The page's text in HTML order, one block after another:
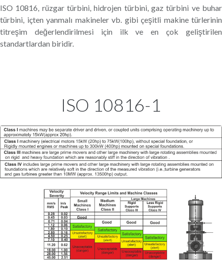
ISO 10816, rüzgar türbini, hidrojen türbini, gaz türbini ve buhar
türbini, içten yanmalı makineler vb. gibi çeşitli makine türlerinin
titreşim değerlendirilmesi için ilk ve en çok geliştirilen
standartlardan biridir.
ISO 10816-1